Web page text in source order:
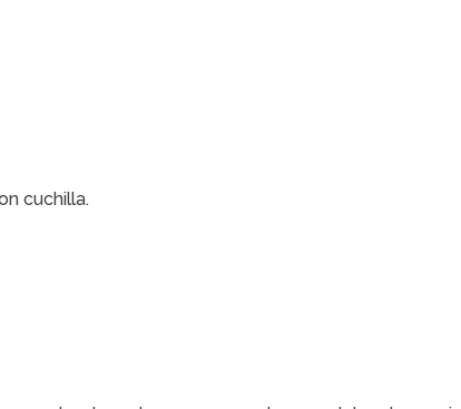
cuchilla.